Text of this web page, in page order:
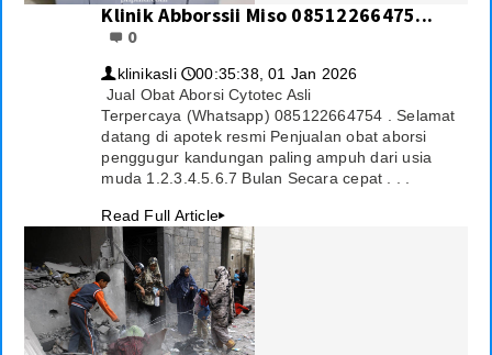
Klinik Abborssii Miso 08512266475...
0
👤 klinikasli 🕔00:35:38, 01 Jan 2026
Jual Obat Aborsi Cytotec Asli
Terpercaya (Whatsapp) 085122664754 . Selamat
datang di apotek resmi Penjualan obat aborsi
penggugur kandungan paling ampuh dari usia
muda 1.2.3.4.5.6.7 Bulan Secara cepat . . .
Read Full Article▸